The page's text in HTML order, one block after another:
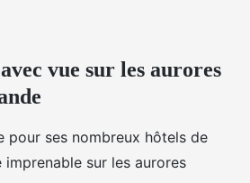
vue sur les aurores
pour ses nombreux hôtels de
sur les aurores